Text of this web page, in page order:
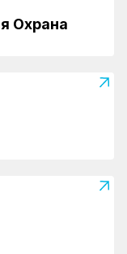
Охрана